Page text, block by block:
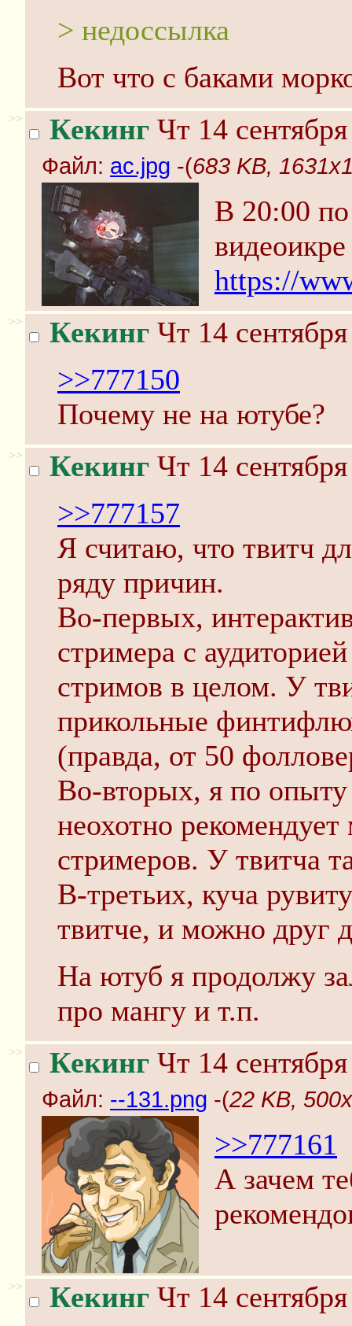
> недоссылка
Вот что с баками
>> Кекинг Чт 14
Файл: ac.jpg -(683 KB,
В 20:00
https://
>> Кекинг Чт 14
>>777150
Почему не на ютубе?
>> Кекинг Чт 14
>>777157
Я считаю, что твитч
ряду причин.
Во-первых,
стримера с
стримов в целом. У
прикольные
(правда, от 50
Во-вторых, я по
неохотно
стримеров. У твитча
В-третьих, куча
твитче, и можно друг
На ютуб я продолжу
про мангу и т.п.
>> Кекинг Чт 14
Файл: --131.png -(22 KB,
>>777161
А зачем
>> Кекинг Чт 14